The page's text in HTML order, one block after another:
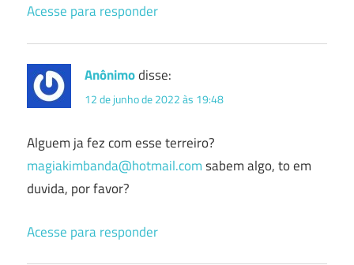
Acesse para responder
Anônimodisse:
12 de junho de 2022 às 19:48
Alguem ja fez com esse terreiro?
magiakimbanda@hotmail.comsabem algo, to em
duvida, por favor?
Acesse para responder